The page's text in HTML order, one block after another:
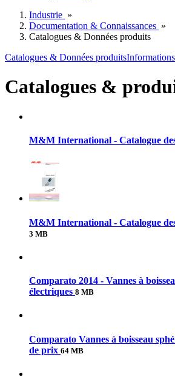
Industrie »
Documentation & Connaissances »
Catalogues & Données produits
Catalogues & Données produits
Catalogues &
M&M International - Catalogue
M&M International - Catalogue
3 MB
Comparato 2014 - Vannes à
électriques 8 MB
Comparato Vannes à boisseau
de prix 64 MB